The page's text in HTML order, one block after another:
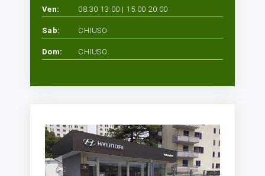
Ven: 08:30 13:00 | 15:00 20:00
Sab: CHIUSO
Dom: CHIUSO